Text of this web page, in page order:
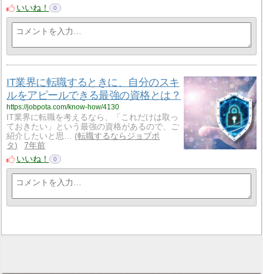
いいね！
0
IT業界に転職するときに、自分のスキ
ルをアピールできる最強の資格とは？
https://jobpota.com/know-how/4130
IT業界に転職を考えるなら、「これだけは取っ
ておきたい」という最強の資格があるので、ご
紹介したいと思…
転職するならジョブポ
タ
7年前
いいね！
0